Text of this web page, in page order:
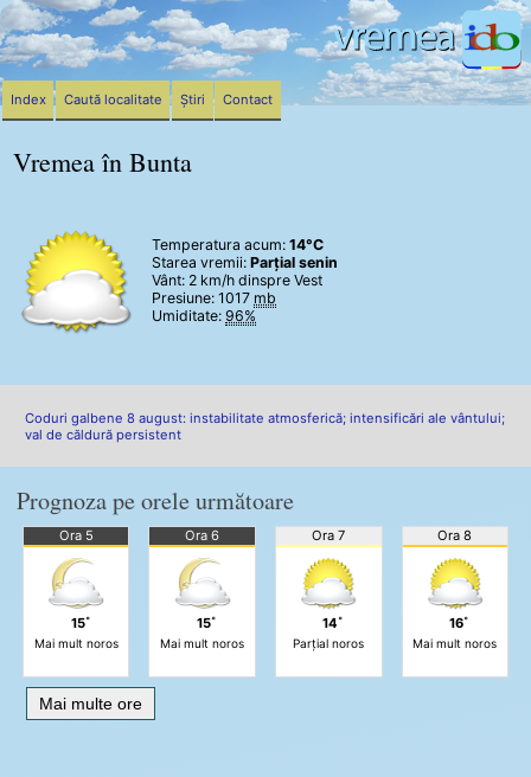
Vremea în Bunta
Temperatura acum: 14°C
Starea vremii: Parțial senin
Vânt: 2 km/h dinspre Vest
Presiune: 1017 mb
Umiditate: 96%
Coduri galbene 8 august: instabilitate atmosferică; intensificări ale vântului;
val de căldură persistent
Prognoza pe orele următoare
Ora 5
15˚
Mai mult noros
Ora 6
15˚
Mai mult noros
Ora 7
14˚
Parțial noros
Ora 8
16˚
Mai mult noros
Mai multe ore
Index Caută localitate Știri Contact